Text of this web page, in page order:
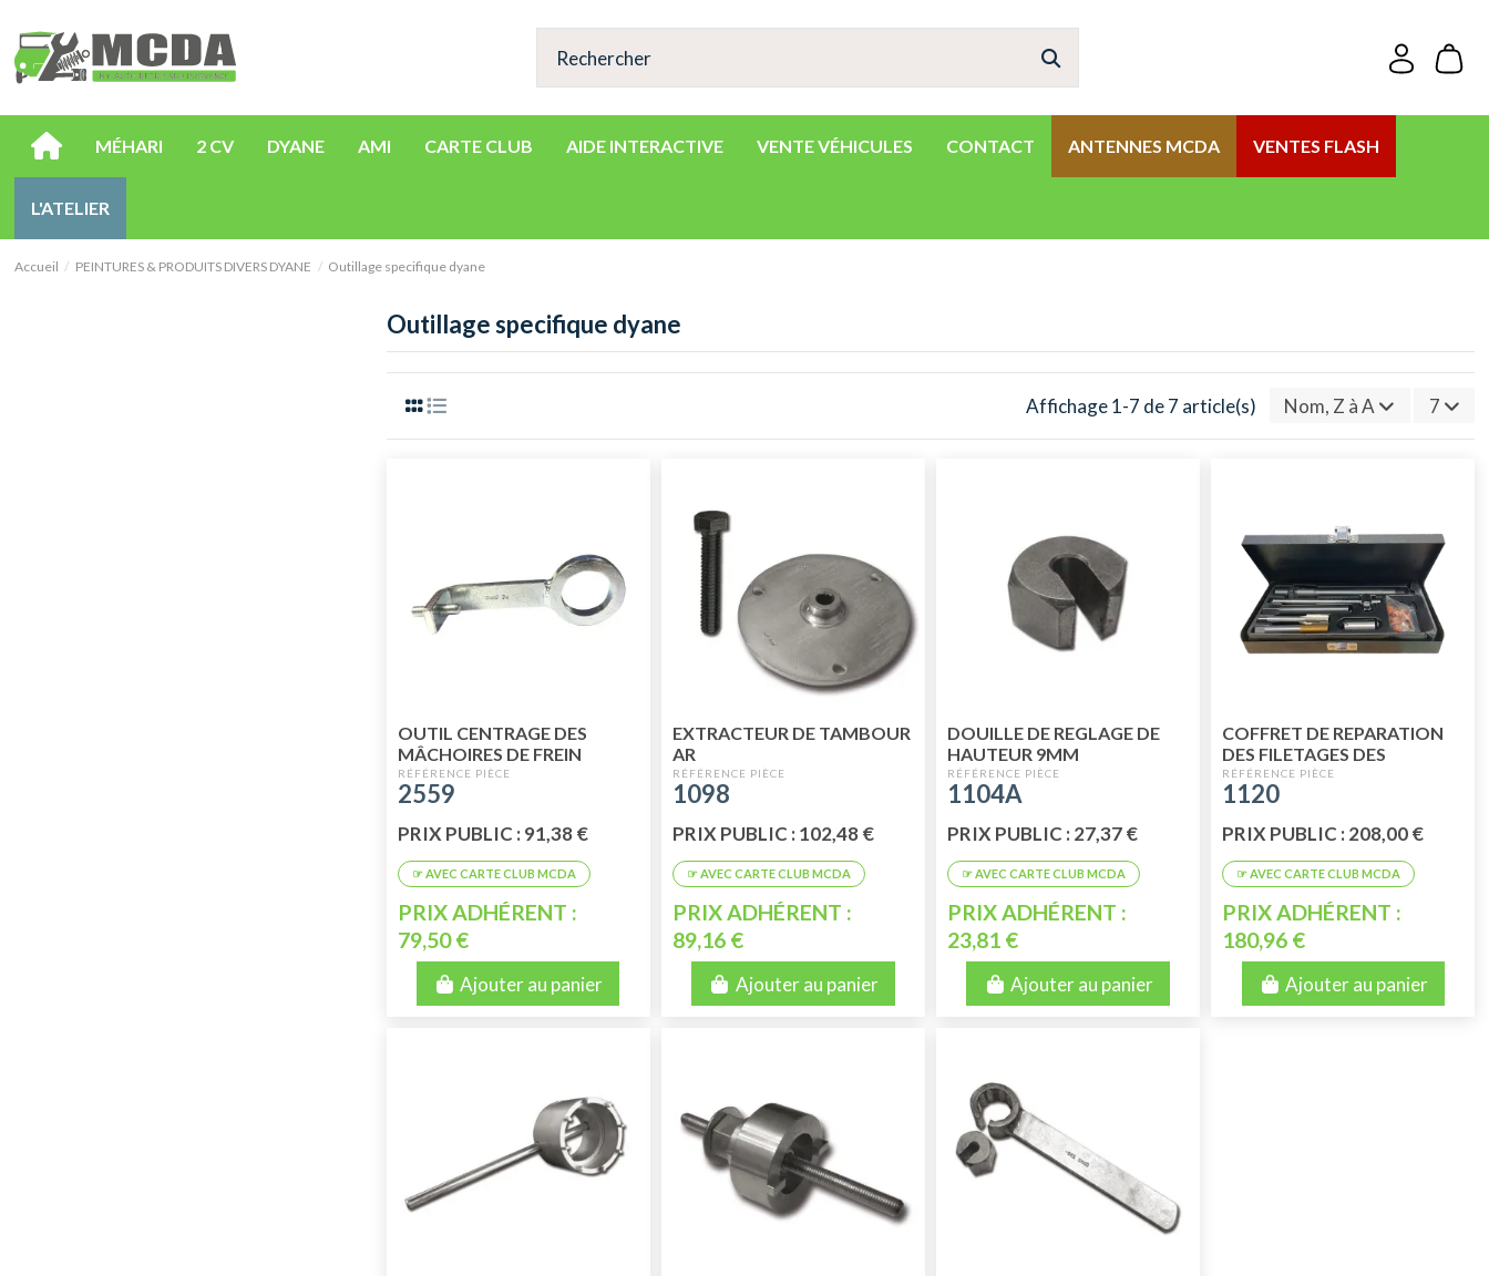
MÉHARI 2 CV DYANE AMI CARTE CLUB AIDE INTERACTIVE VENTE VÉHICULES CONTACT ANTENNES MCDA VENTES FLASH
L'ATELIER
Accueil PEINTURES & PRODUITS DIVERS DYANE Outillage specifique dyane
Outillage specifique dyane
Affichage 1-7 de 7 article(s) Nom, Z à A 7
OUTIL CENTRAGE DES
MÂCHOIRES DE FREIN
ARRIÈRE (MONTAGE
EXCENTRIQUE D'ORIGINE)
2559
PRIX PUBLIC : 91,38 €
PRIX ADHÉRENT :
79,50 €
Ajouter au panier
EXTRACTEUR DE TAMBOUR
AR
1098
PRIX PUBLIC : 102,48 €
PRIX ADHÉRENT :
89,16 €
Ajouter au panier
DOUILLE DE REGLAGE DE
HAUTEUR 9MM
1104A
PRIX PUBLIC : 27,37 €
PRIX ADHÉRENT :
23,81 €
Ajouter au panier
COFFRET DE REPARATION
DES FILETAGES DES
BOUGIES
1120
PRIX PUBLIC : 208,00 €
PRIX ADHÉRENT :
180,96 €
Ajouter au panier